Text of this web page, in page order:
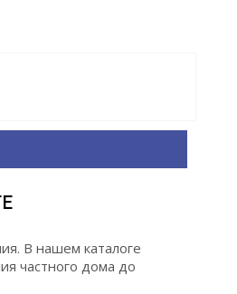
В нашем каталоге
частного дома до